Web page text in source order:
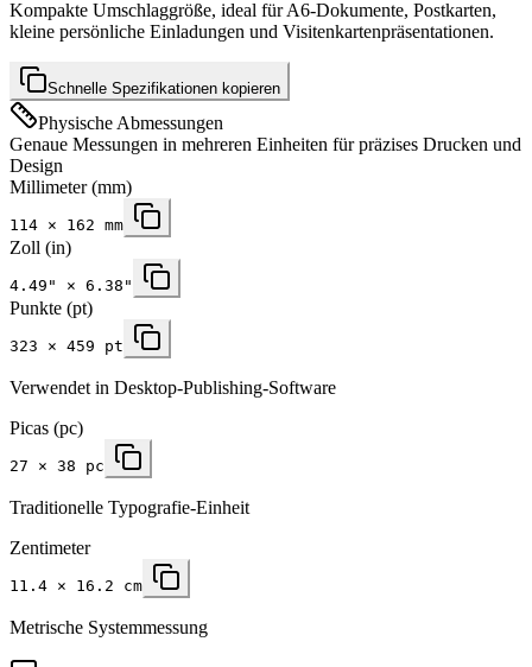
Kompakte Umschlaggröße, ideal für A6-Dokumente, Postkarten,
kleine persönliche Einladungen und Visitenkartenpräsentationen.
Schnelle Spezifikationen kopieren
Physische Abmessungen
Genaue Messungen in mehreren Einheiten für präzises Drucken und
Design
Millimeter(mm)
114 × 162 mm
Zoll (in)
4.49 " × 6.38 "
Punkte (pt)
323 × 459 pt
Verwendet in Desktop-Publishing-Software
Picas (pc)
27 × 38 pc
Traditionelle Typografie-Einheit
Zentimeter
11.4 × 16.2 cm
Metrische Systemmessung